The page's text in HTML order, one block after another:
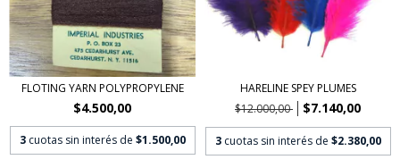
FLOTING YARN POLYPROPYLENE
$4.500,00
3 cuotas sin interés de $1.500,00
HARELINE SPEY PLUMES
$12.000,00
$7.140,00
3 cuotas sin interés de $2.380,00